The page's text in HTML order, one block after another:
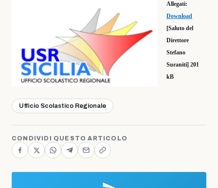
Allegati:
Download
[Saluto del
Direttore
Stefano
Suraniti] 201
kB
Ufficio Scolastico Regionale
CONDIVIDI QUESTO ARTICOLO